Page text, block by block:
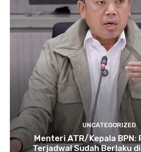
UNCATEGORIZED
Menteri ATR/Kepala BPN:
Terjadwal Sudah Berlaku